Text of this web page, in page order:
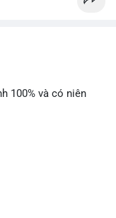
100% và có niên